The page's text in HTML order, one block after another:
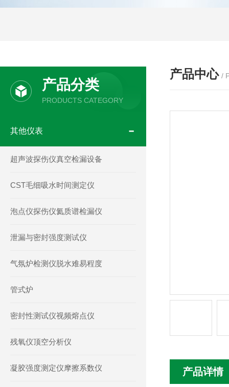
产品中心 /
产品详情
产品分类
PRODUCTS CATEGORY
其他仪表
超声波探伤仪真空检漏设备
CST毛细吸水时间测定仪
泡点仪探伤仪氦质谱检漏仪
泄漏与密封强度测试仪
气氛炉检测仪脱水难易程度
管式炉
密封性测试仪视频熔点仪
残氧仪顶空分析仪
凝胶强度测定仪摩擦系数仪